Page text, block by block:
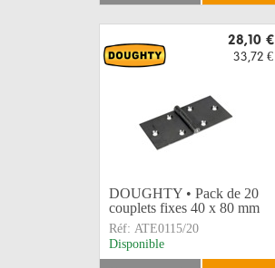
28,10 €
33,72 €
DOUGHTY • Pack de 20
couplets fixes 40 x 80 mm
Réf: ATE0115/20
Disponible